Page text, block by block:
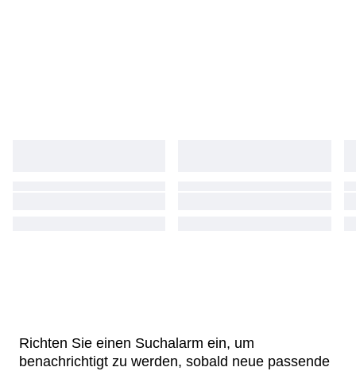
Richten Sie einen Suchalarm ein, um
benachrichtigt zu werden, sobald neue passende